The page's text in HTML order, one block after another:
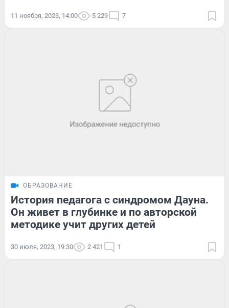
11 ноября, 2023, 14:00 5 229 7
ОБРАЗОВАНИЕ
История педагога с синдромом Дауна.
Он живет в глубинке и по авторской
методике учит других детей
30 июля, 2023, 19:30 2 421 1